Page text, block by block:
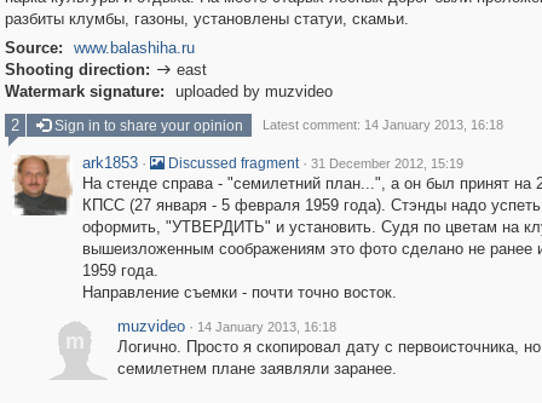
разбиты клумбы, газоны, установлены статуи, скамьи.
Source:
www.balashiha.ru
Shooting direction:  east
Watermark signature:
uploaded by muzvideo
2
Sign in to share your opinion Latest comment: 14 January 2013, 16:18
ark1853 · Discussed fragment · 31 December 2012, 15:19
На стенде справа - "семилетний план...", а он был принят на
КПСС (27 января - 5 февраля 1959 года). Стэнды надо
оформить, "УТВЕРДИТЬ" и установить. Судя по цветам на
вышеизложенным соображениям это фото сделано не ранее
1959 года.
Направление съемки - почти точно восток.
m
muzvideo · 14 January 2013, 16:18
Логично. Просто я скопировал дату с первоисточника,
семилетнем плане заявляли заранее.